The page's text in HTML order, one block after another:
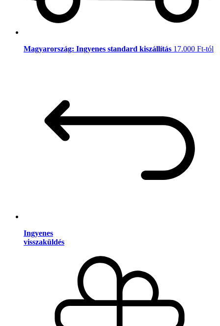
Magyarország: Ingyenes standard kiszállítás 17.000 Ft-tól
Ingyenes
visszaküldés